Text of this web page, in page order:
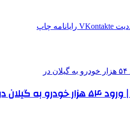
‫VKontakte رایانامه چاپ